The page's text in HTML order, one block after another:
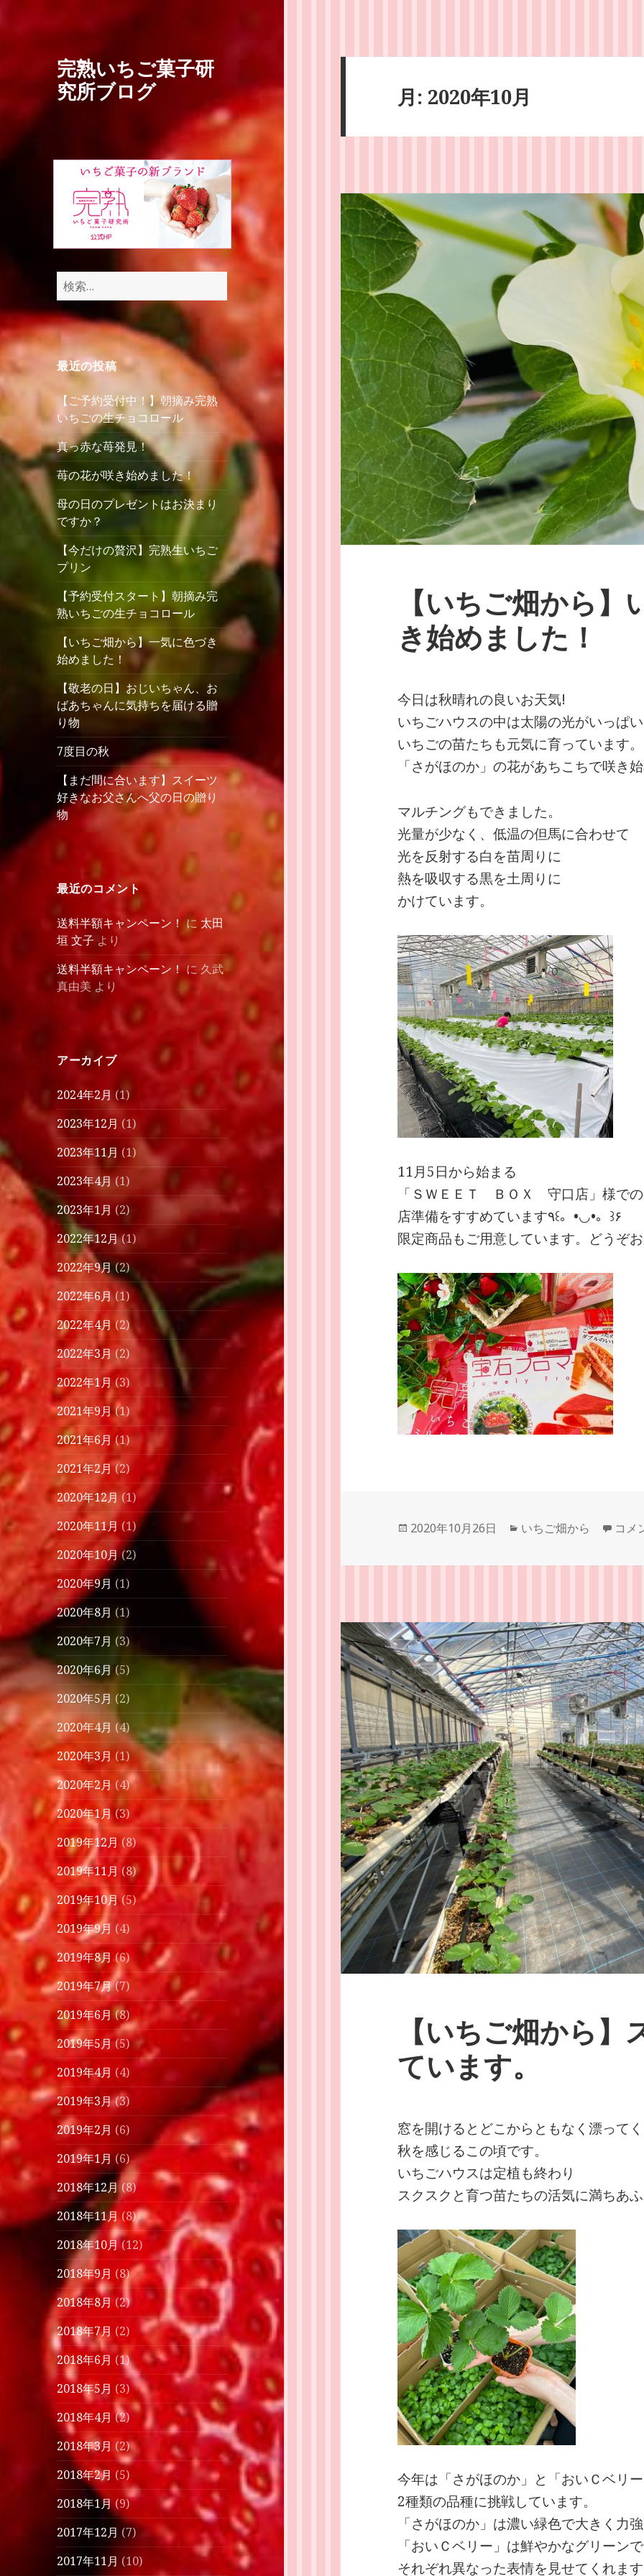
完熟いちご菓子研
究所ブログ
検
索:
最近の投稿
【ご予約受付中！】朝摘み完熟
いちごの生チョコロール
真っ赤な苺発見！
苺の花が咲き始めました！
母の日のプレゼントはお決まり
ですか？
【今だけの贅沢】完熟生いちご
プリン
【予約受付スタート】朝摘み完
熟いちごの生チョコロール
【いちご畑から】一気に色づき
始めました！
【敬老の日】おじいちゃん、お
ばあちゃんに気持ちを届ける贈
り物
7度目の秋
【まだ間に合います】スイーツ
好きなお父さんへ父の日の贈り
物
最近のコメント
送料半額キャンペーン！に 太田
垣 文子 より
送料半額キャンペーン！に 久武
真由美 より
アーカイブ
2024年2月 (1)
2023年12月 (1)
2023年11月 (1)
2023年4月(1)
2023年1月 (2)
2022年12月(1)
2022年9月(2)
2022年6月(1)
2022年4月 (2)
2022年3月(2)
2022年1月(3)
2021年9月(1)
2021年6月 (1)
2021年2月(2)
2020年12月(1)
2020年11月 (1)
2020年10月(2)
2020年9月 (1)
2020年8月 (1)
2020年7月 (3)
2020年6月 (5)
2020年5月 (2)
2020年4月 (4)
2020年3月(1)
2020年2月 (4)
2020年1月 (3)
2019年12月 (8)
2019年11月 (8)
2019年10月(5)
2019年9月 (4)
2019年8月 (6)
2019年7月(7)
2019年6月(8)
2019年5月 (5)
2019年4月 (4)
2019年3月(3)
2019年2月 (6)
2019年1月(6)
2018年12月 (8)
2018年11月(8)
2018年10月(12)
2018年9月 (8)
2018年8月 (2)
2018年7月 (2)
2018年6月 (1)
2018年5月 (3)
2018年4月 (2)
2018年3月 (2)
2018年2月 (5)
2018年1月(9)
2017年12月 (7)
2017年11月 (10)
月: 2020年10月
【いちご畑から
き始めました！
今日は秋晴れの良いお天気!
いちごハウスの中は太陽の光がいっぱ
いちごの苗たちも元気に育っています。
「さがほのか」の花があちこちで咲き始
マルチングもできました。
光量が少なく、低温の但馬に合わせて
光を反射する白を苗周りに
熱を吸収する黒を土周りに
かけています。
11月5日から始まる
「ＳＷＥＥＴ ＢＯＸ 守口店」様での
店準備をすすめています٩꒰。•◡•。꒱۶
限定商品もご用意しています。どうぞお
投
日:
2020年10月26日
カ
ゴ
いちご畑から 【い
コメ
【いちご畑から】
ています。
窓を開けるとどこからともなく漂って
秋を感じるこの頃です。
いちごハウスは定植も終わり
スクスクと育つ苗たちの活気に満ちあふ
今年は「さがほのか」と「おいＣベリ
2種類の品種に挑戦しています。
「さがほのか」は濃い緑色で大きく力強
「おいＣベリー」は鮮やかなグリーン
それぞれ異なった表情を見せてくれます